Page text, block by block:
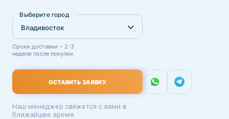
Выберите город
Сроки доставки ~ 2-3
недели после покупки
ОСТАВИТЬ ЗАЯВКУ
Наш менеджер свяжется с вами в
ближайшее время